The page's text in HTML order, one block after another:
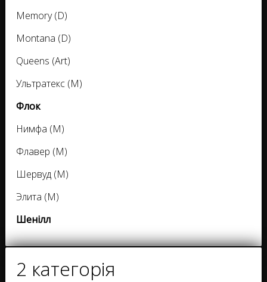
Memory (D)
Montana (D)
Queens (Art)
Ультратекс (M)
Флок
Нимфа (M)
Флавер (M)
Шервуд (M)
Элита (M)
Шенілл
2 категорія